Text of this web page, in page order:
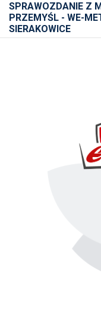
SPRAWOZDANIE Z
PRZEMYŚL - WE-
SIERAKOWICE